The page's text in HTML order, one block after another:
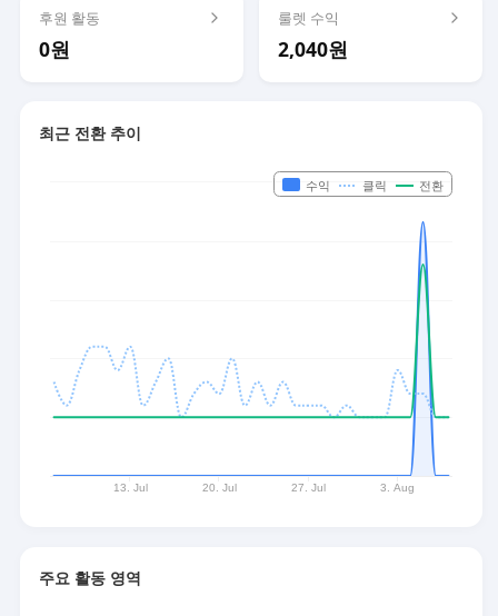
후원 활동
0원
룰렛 수익
2,040원
최근 전환 추이
주요 활동 영역